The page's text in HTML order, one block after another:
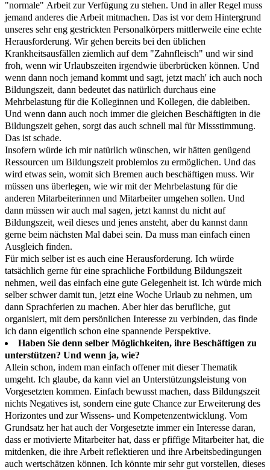
"normale" Arbeit zur Verfügung zu stehen. Und in aller Regel muss
jemand anderes die Arbeit mitmachen. Das ist vor dem Hintergrund
unseres sehr eng gestrickten Personalkörpers mittlerweile eine echte
Herausforderung. Wir gehen bereits bei den üblichen
Krankheitsausfällen ziemlich auf dem "Zahnfleisch" und wir sind
froh, wenn wir Urlaubszeiten irgendwie überbrücken können. Und
wenn dann noch jemand kommt und sagt, jetzt mach' ich auch noch
Bildungszeit, dann bedeutet das natürlich durchaus eine
Mehrbelastung für die Kolleginnen und Kollegen, die dableiben.
Und wenn dann auch noch immer die gleichen Beschäftigten in die
Bildungszeit gehen, sorgt das auch schnell mal für Missstimmung.
Das ist schade.
Insofern würde ich mir natürlich wünschen, wir hätten genügend
Ressourcen um Bildungszeit problemlos zu ermöglichen. Und das
wird etwas sein, womit sich Bremen auch beschäftigen muss. Wir
müssen uns überlegen, wie wir mit der Mehrbelastung für die
anderen Mitarbeiterinnen und Mitarbeiter umgehen sollen. Und
dann müssen wir auch mal sagen, jetzt kannst du nicht auf
Bildungszeit, weil dieses und jenes ansteht, aber du kannst dann
gerne beim nächsten Mal dabei sein. Da muss man einfach einen
Ausgleich finden.
Für mich selber ist es auch eine Herausforderung. Ich würde
tatsächlich gerne für eine sprachliche Fortbildung Bildungszeit
nehmen, weil das einfach eine gute Gelegenheit ist. Ich würde mich
selber schwer damit tun, jetzt eine Woche Urlaub zu nehmen, um
dann Sprachferien zu machen. Aber hier das berufliche, gut
organisiert, mit dem persönlichen Interesse zu verbinden, das finde
ich dann eigentlich schon eine spannende Perspektive.
Haben Sie denn selber Möglichkeiten, ihre Beschäftigen zu
unterstützen? Und wenn ja, wie?
Allein schon, indem man einfach offener mit dieser Thematik
umgeht. Ich glaube, da kann viel an Unterstützungsleistung von
Vorgesetzten kommen. Einfach bewusst machen, dass Bildungszeit
nichts Negatives ist, sondern eine gute Chance zur Erweiterung des
Horizontes und zur Wissens- und Kompetenzentwicklung. Vom
Grundsatz her hat auch der Vorgesetzte immer ein Interesse daran,
dass er motivierte Mitarbeiter hat, dass er pfiffige Mitarbeiter hat, die
mitdenken, die ihre Arbeit reflektieren und ihre Arbeitsbedingungen
auch wertschätzen können. Ich könnte mir sehr gut vorstellen, dieses